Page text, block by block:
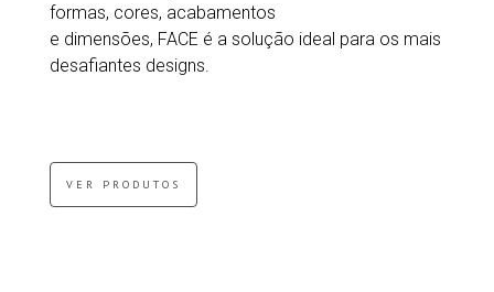
formas, cores, acabamentos
e dimensões, FACE é a solução ideal para os mais
desafiantes designs.
VER PRODUTOS